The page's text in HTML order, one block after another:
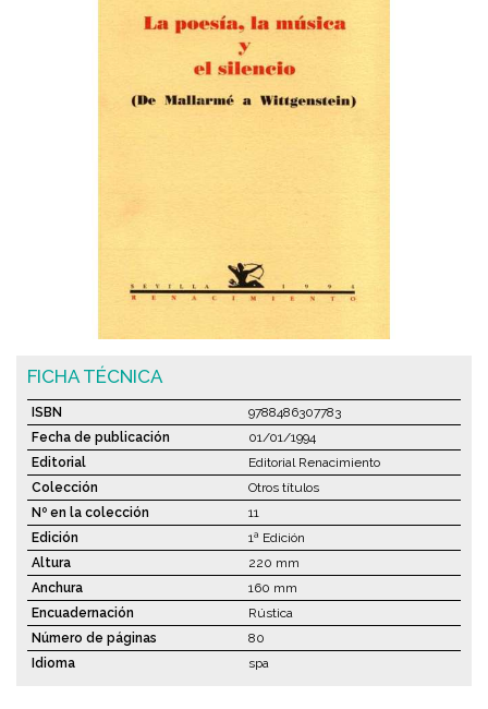
FICHA TÉCNICA
ISBN
9788486307783
Fecha de publicación
01/01/1994
Editorial
Editorial Renacimiento
Colección
Otros títulos
Nº en la colección
11
Edición
1ª Edición
Altura
220 mm
Anchura
160 mm
Encuadernación
Rústica
Número de páginas
80
Idioma
spa